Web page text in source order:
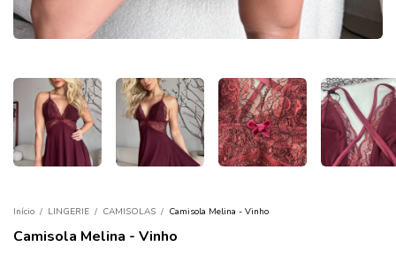
Início / LINGERIE / CAMISOLAS / Camisola Melina - Vinho
Camisola Melina - Vinho